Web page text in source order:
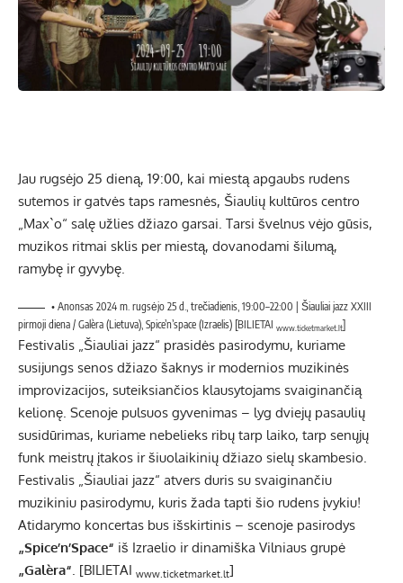
Jau rugsėjo 25 dieną, 19:00, kai miestą apgaubs rudens
sutemos ir gatvės taps ramesnės, Šiaulių kultūros centro
„Max`o“ salę užlies džiazo garsai. Tarsi švelnus vėjo gūsis,
muzikos ritmai sklis per miestą, dovanodami šilumą,
ramybę ir gyvybę.
• Anonsas 2024 m. rugsėjo 25 d., trečiadienis, 19:00–22:00 | Šiauliai jazz XXIII
pirmoji diena / Galèra (Lietuva), Spice’n’space (Izraelis) [BILIETAI www.ticketmarket.lt]
Festivalis „Šiauliai jazz“ prasidės pasirodymu, kuriame
susijungs senos džiazo šaknys ir modernios muzikinės
improvizacijos, suteiksiančios klausytojams svaiginančią
kelionę. Scenoje pulsuos gyvenimas – lyg dviejų pasaulių
susidūrimas, kuriame nebelieks ribų tarp laiko, tarp senųjų
funk meistrų įtakos ir šiuolaikinių džiazo sielų skambesio.
Festivalis „Šiauliai jazz“ atvers duris su svaiginančiu
muzikiniu pasirodymu, kuris žada tapti šio rudens įvykiu!
Atidarymo koncertas bus išskirtinis – scenoje pasirodys
„Spice’n’Space“ iš Izraelio ir dinamiška Vilniaus grupė
„Galèra“. [BILIETAI www.ticketmarket.lt]